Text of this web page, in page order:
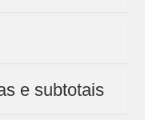
e subtotais